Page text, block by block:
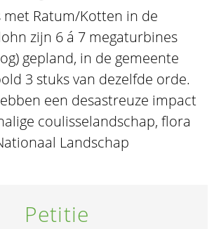
met Ratum/Kotten in de
zijn 6 á 7 megaturbines
gepland, in de gemeente
3 stuks van dezelfde orde.
een desastreuze impact
coulisselandschap, flora
Landschap
Petitie